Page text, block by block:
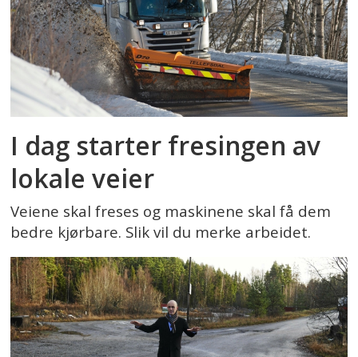
I dag starter fresingen av
lokale veier
Veiene skal freses og maskinene skal få dem
bedre kjørbare. Slik vil du merke arbeidet.